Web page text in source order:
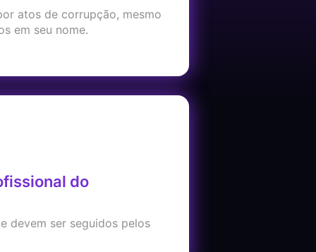
atos de corrupção, mesmo
em seu nome.
do
devem ser seguidos pelos